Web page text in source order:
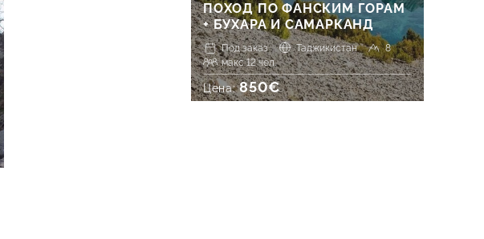
ПОХОД ПО ФАНСКИМ ГОРАМ
+ БУХАРА И САМАРКАНД
Под заказ Таджикистан
8
макс 12 чел.
Цена:850€